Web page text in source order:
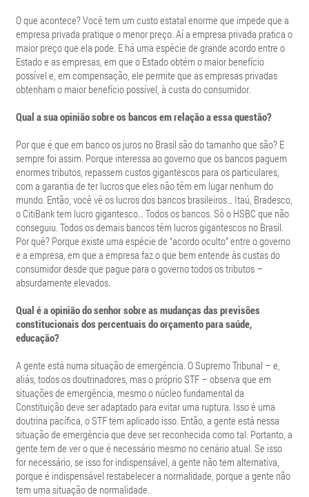
O que acontece? Você tem um custo estatal enorme que impede que a
empresa privada pratique o menor preço. Aí a empresa privada pratica o
maior preço que ela pode. E há uma espécie de grande acordo entre o
Estado e as empresas, em que o Estado obtém o maior benefício
possível e, em compensação, ele permite que as empresas privadas
obtenham o maior benefício possível, à custa do consumidor.
Qual a sua opinião sobre os bancos em relação a essa questão?
Por que é que em banco os juros no Brasil são do tamanho que são? E
sempre foi assim. Porque interessa ao governo que os bancos paguem
enormes tributos, repassem custos gigantescos para os particulares,
com a garantia de ter lucros que eles não têm em lugar nenhum do
mundo. Então, você vê os lucros dos bancos brasileiros… Itaú, Bradesco,
o CitiBank tem lucro gigantesco… Todos os bancos. Só o HSBC que não
conseguiu. Todos os demais bancos têm lucros gigantescos no Brasil.
Por quê? Porque existe uma espécie de “acordo oculto” entre o governo
e a empresa, em que a empresa faz o que bem entende às custas do
consumidor desde que pague para o governo todos os tributos –
absurdamente elevados.
Qual é a opinião do senhor sobre as mudanças das previsões
constitucionais dos percentuais do orçamento para saúde,
educação?
A gente está numa situação de emergência. O Supremo Tribunal – e,
aliás, todos os doutrinadores, mas o próprio STF – observa que em
situações de emergência, mesmo o núcleo fundamental da
Constituição deve ser adaptado para evitar uma ruptura. Isso é uma
doutrina pacífica, o STF tem aplicado isso. Então, a gente está nessa
situação de emergência que deve ser reconhecida como tal. Portanto, a
gente tem de ver o que é necessário mesmo no cenário atual. Se isso
for necessário, se isso for indispensável, a gente não tem alternativa,
porque é indispensável restabelecer a normalidade, porque a gente não
tem uma situação de normalidade.